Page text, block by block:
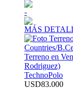
-
MÁS
Terreno en
Rodriguez)
TechnoPolo
USD83.000